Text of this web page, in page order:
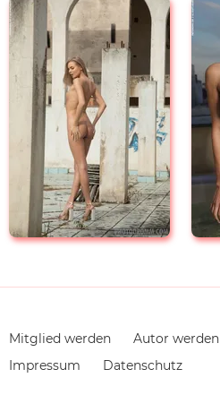
Navigation
überspringen
Mitglied werden Autor werden
Impressum
Datenschutz